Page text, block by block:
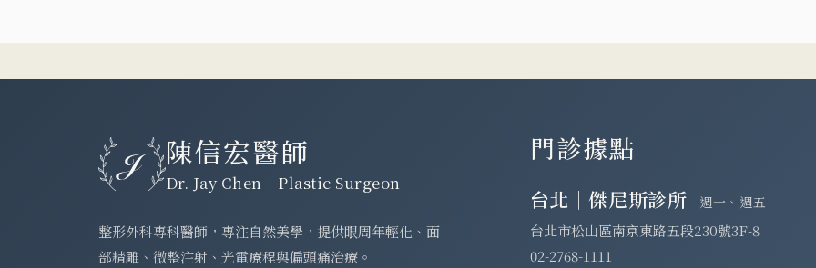
陳信宏醫師
Dr. Jay Chen｜Plastic Surgeon
整形外科專科醫師，專注自然美學，提供眼周年輕化、面
部精雕、微整注射、光電療程與偏頭痛治療。
門診據點
台北｜傑尼斯診所 週一、週五
台北市松山區南京東路五段230號3F-8
02-2768-1111